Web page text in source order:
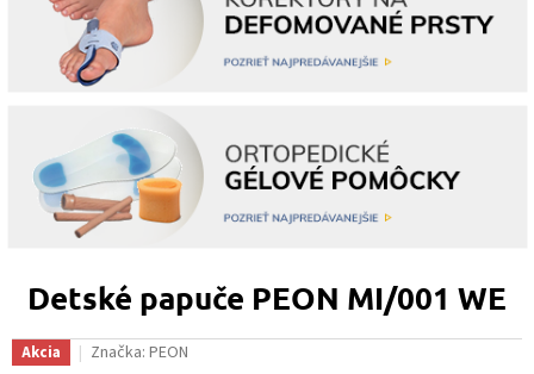
Detské papuče PEON MI/001 WE
Akcia Značka: PEON